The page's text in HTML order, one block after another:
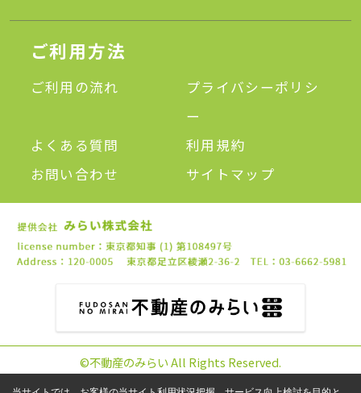
ご利用方法
ご利用の流れ
プライバシーポリシ
ー
よくある質問
利用規約
お問い合わせ
サイトマップ
©不動産のみらい All Rights Reserved.